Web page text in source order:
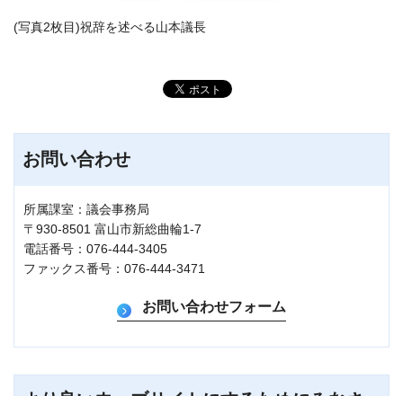
(写真2枚目)祝辞を述べる山本議長
お問い合わせ
所属課室：議会事務局
〒930-8501 富山市新総曲輪1-7
電話番号：076-444-3405
ファックス番号：076-444-3471